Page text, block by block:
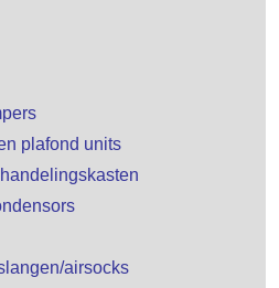
plafond units
airsocks